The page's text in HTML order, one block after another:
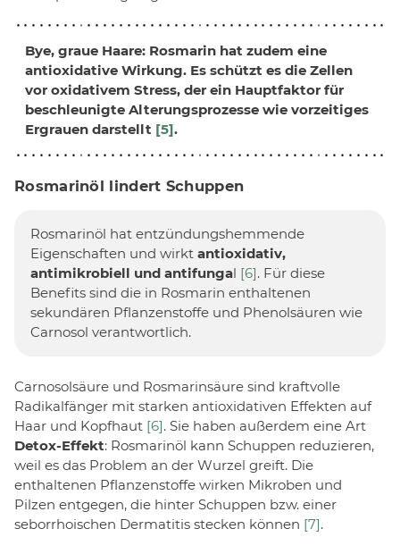
Bye, graue Haare: Rosmarin hat zudem eine
antioxidative Wirkung. Es schützt es die Zellen
vor oxidativem Stress, der ein Hauptfaktor für
beschleunigte Alterungsprozesse wie vorzeitiges
Ergrauen darstellt [5].
Rosmarinöl lindert Schuppen
Rosmarinöl hat entzündungshemmende
Eigenschaften und wirkt antioxidativ,
antimikrobiell und antifungal [6]. Für diese
Benefits sind die in Rosmarin enthaltenen
sekundären Pflanzenstoffe und Phenolsäuren wie
Carnosol verantwortlich.
Carnosolsäure und Rosmarinsäure sind kraftvolle
Radikalfänger mit starken antioxidativen Effekten auf
Haar und Kopfhaut [6]. Sie haben außerdem eine Art
Detox-Effekt: Rosmarinöl kann Schuppen reduzieren,
weil es das Problem an der Wurzel greift. Die
enthaltenen Pflanzenstoffe wirken Mikroben und
Pilzen entgegen, die hinter Schuppen bzw. einer
seborrhoischen Dermatitis stecken können [7].